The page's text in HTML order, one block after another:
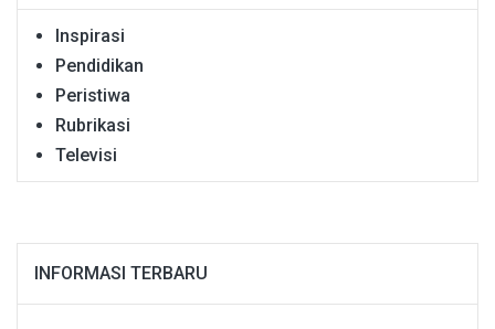
Inspirasi
Pendidikan
Peristiwa
Rubrikasi
Televisi
INFORMASI TERBARU